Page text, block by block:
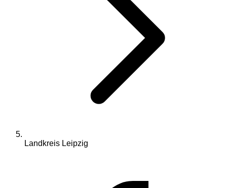
Landkreis Leipzig